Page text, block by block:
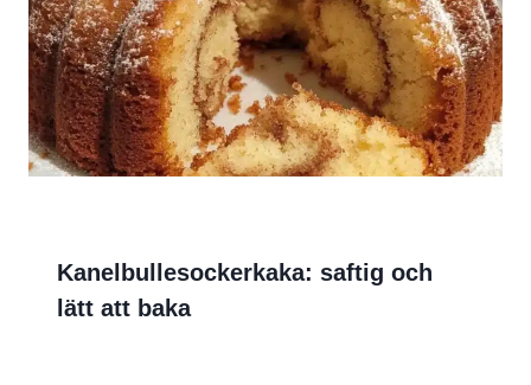
Kanelbullesockerkaka: saftig och
lätt att baka